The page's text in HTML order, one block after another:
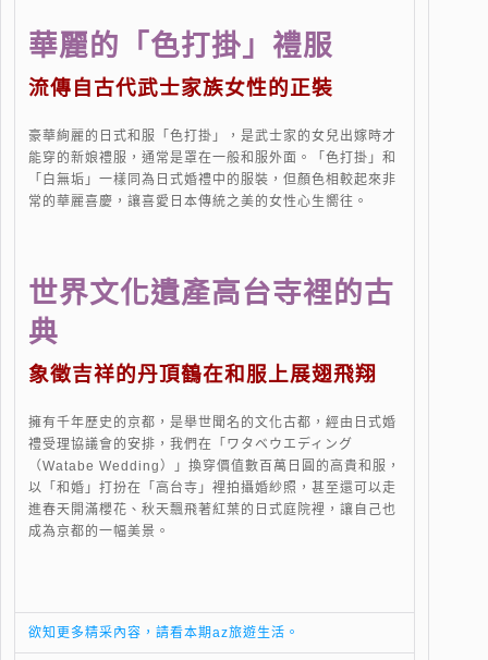
華麗的「色打掛」禮服
流傳自古代武士家族女性的正裝
豪華絢麗的日式和服「色打掛」，是武士家的女兒出嫁時才
能穿的新娘禮服，通常是罩在一般和服外面。「色打掛」和
「白無垢」一樣同為日式婚禮中的服裝，但顏色相較起來非
常的華麗喜慶，讓喜愛日本傳統之美的女性心生嚮往。
世界文化遺產高台寺裡的古
典
象徵吉祥的丹頂鶴在和服上展翅飛翔
擁有千年歷史的京都，是舉世聞名的文化古都，經由日式婚
禮受理協議會的安排，我們在「ワタベウエディング
（Watabe Wedding）」換穿價值數百萬日圓的高貴和服，
以「和婚」打扮在「高台寺」裡拍攝婚紗照，甚至還可以走
進春天開滿櫻花、秋天飄飛著紅葉的日式庭院裡，讓自己也
成為京都的一幅美景。
欲知更多精采內容，請看本期az旅遊生活。